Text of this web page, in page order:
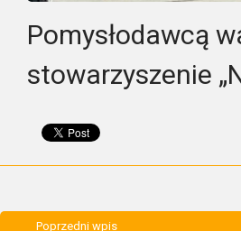
Pomysłodawcą
stowarzyszenie
Poprzedni wpis